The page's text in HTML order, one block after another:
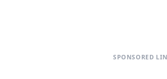
SPONSORED